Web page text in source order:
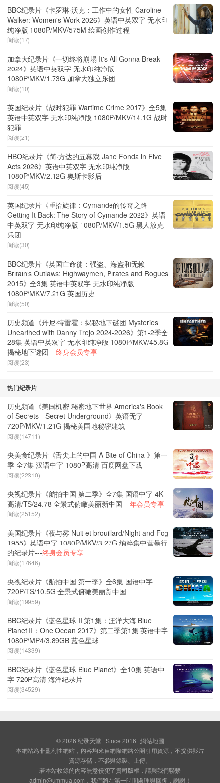
BBC纪录片《卡罗琳·沃克：工作中的女性 Caroline
Walker: Women's Work 2026》英语中英双字 无水印
纯净版 1080P/MKV/575M 绘画创作过程
阅读(17)
加拿大纪录片《一切终将崩塌 It's All Gonna Break
2024》英语中英双字 无水印纯净版
1080P/MKV/1.73G 加拿大独立乐团
阅读(10)
英国纪录片《战时犯罪 Wartime Crime 2017》全5集
英语中英双字 无水印纯净版 1080P/MKV/14.1G 战时
犯罪
阅读(21)
HBO纪录片《简·方达的五幕戏 Jane Fonda in Five
Acts 2026》英语中英双字 无水印纯净版
1080P/MKV/2.12G 奥斯卡影后
阅读(45)
英国纪录片《重拾旋律：Cymande的传奇之路
Getting It Back: The Story of Cymande 2022》英语
中英双字 无水印纯净版 1080P/MKV/1.5G 黑人放克
乐团
阅读(30)
BBC纪录片《英国亡命徒：强盗、海盗和无赖
Britain's Outlaws: Highwaymen, Pirates and Rogues
2015》全3集 英语中英双字 无水印纯净版
1080P/MKV/7.21G 英国历史
阅读(50)
历史频道《丹尼·特雷霍：揭秘地下谜团 Mysteries
Unearthed with Danny Trejo 2024-2026》第1-2季全
28集 英语中英双字 无水印纯净版 1080P/MKV/45.8G
揭秘地下谜团---终身会员专享
阅读(23)
热门纪录片
历史频道《美国机密 秘密地下世界 America's Book
of Secrets - Secret Underground》英语无字
720P/MKV/1.21G 揭秘美国地秘密建筑
阅读(14711)
央美食纪录片《舌尖上的中国 A Bite of China 》第一
季 全7集 汉语中字 1080P高清 百度网盘下载
阅读(22310)
央视纪录片《航拍中国 第二季》全7集 国语中字 4K
高清/TS/24.78 全景式俯瞰美丽新中国---年会员专享
阅读(25152)
美国纪录片《夜与雾 Nuit et brouillard/Night and Fog
1955》英语中字 1080P/MKV/3.27G 纳粹集中营暴行
的纪录片---终身会员专享
阅读(17646)
央视纪录片《航拍中国 第一季》全6集 国语中字
720P/TS/10.5G 全景式俯瞰美丽新中国
阅读(19959)
BBC纪录片《蓝色星球 II 第1集：汪洋大海 Blue
Planet II：One Ocean 2017》第二季第1集 英语中字
1080P/MP4/3.89GB 蓝色星球
阅读(14339)
BBC纪录片《蓝色星球 Blue Planet》全10集 英语中
字 720P高清 海洋纪录片
阅读(34529)
© 2026 纪录天堂Since 2016 網站地圖
本網站為非盈利性網站，內容均來自網際網路公開引用資源，不提供影片
資源存儲，不參與錄製、上傳。
若本站收錄的內容無意侵犯了貴司版權，請與我們聯繫
admin@ummua.com，我們將在第一時間處理與回復，謝謝！